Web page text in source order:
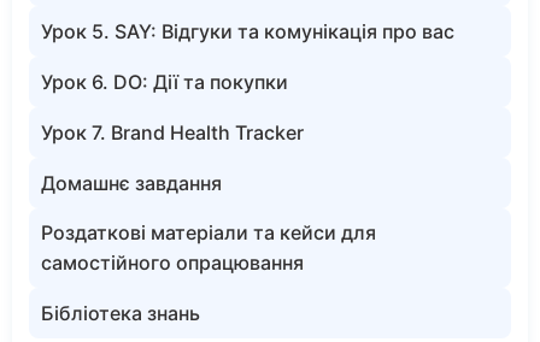
Урок 5. SAY: Відгуки та комунікація про вас
Урок 6. DO: Дії та покупки
Урок 7. Brand Health Tracker
Домашнє завдання
Роздаткові матеріали та кейси для
самостійного опрацювання
Бібліотека знань